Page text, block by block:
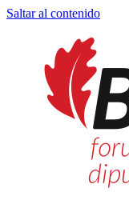
Saltar al contenido